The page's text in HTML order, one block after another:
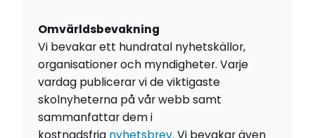
Omvärldsbevakning
Vi bevakar ett hundratal nyhetskällor,
organisationer och myndigheter. Varje
vardag publicerar vi de viktigaste
skolnyheterna på vår webb samt
sammanfattar dem i
kostnadsfria nyhetsbrev. Vi bevakar även